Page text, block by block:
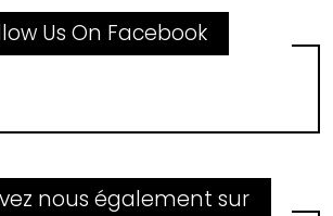
Us On Facebook
nous également sur